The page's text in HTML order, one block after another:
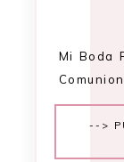
Mi Boda
-->